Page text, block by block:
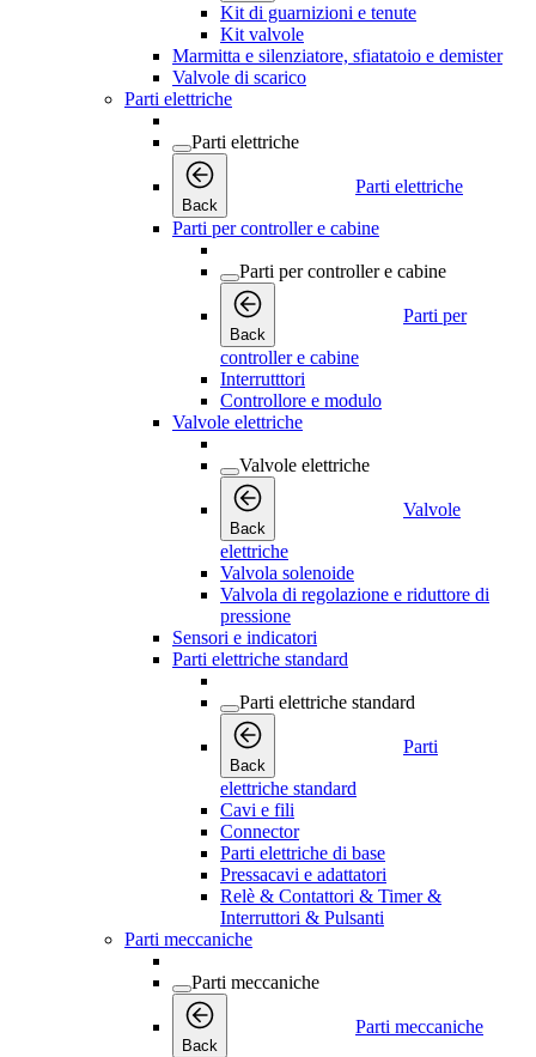
Kit di guarnizioni e tenute
Kit valvole
Marmitta e silenziatore, sfiatatoio e demister
Valvole di scarico
Parti elettriche
Parti elettriche
Back
Parti elettriche
Parti per controller e cabine
Parti per controller e cabine
Back
Parti per
controller e cabine
Interrutttori
Controllore e modulo
Valvole elettriche
Valvole elettriche
Back
Valvole
elettriche
Valvola solenoide
Valvola di regolazione e riduttore di
pressione
Sensori e indicatori
Parti elettriche standard
Parti elettriche standard
Back
Parti
elettriche standard
Cavi e fili
Connector
Parti elettriche di base
Pressacavi e adattatori
Relè & Contattori & Timer &
Interruttori & Pulsanti
Parti meccaniche
Parti meccaniche
Back
Parti meccaniche